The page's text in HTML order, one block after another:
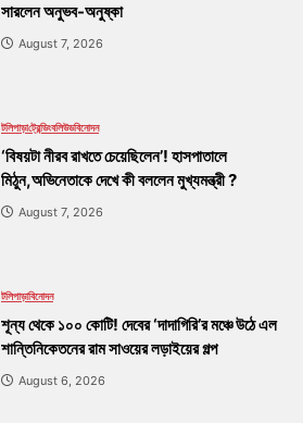
সারলেন অনুভব-অনুষ্কা
August 7, 2026
টলিপাড়াট্রেন্ডিংবলিউডবিনোদন
‘বিষয়টা নীরব রাখতে চেয়েছিলেন’! হাসপাতালে
মিঠুন,অভিনেতাকে দেখে কী বললেন মুখ্যমন্ত্রী ?
August 7, 2026
টলিপাড়াবিনোদন
শূন্য থেকে ১০০ কোটি! দেবের ‘দাদাগিরি’র মঞ্চে উঠে এল
শান্তিনিকেতনের রাম সাওয়ের লড়াইয়ের গল্প
August 6, 2026